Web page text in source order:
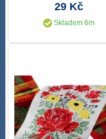
29 Kč
Skladem 6m